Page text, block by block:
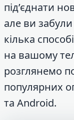
під’єднати
але ви
кілька
на вашому
розглянемо
популярних
та Android.